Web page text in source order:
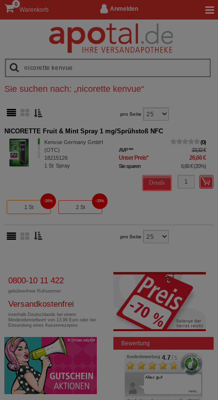
Anmelden
Warenkorb
0
Sie suchen nach: „nicorette kenvue“
pro Seite
NICORETTE Fruit & Mint Spray 1 mg/Sprühstoß NFC
Kenvue Germany GmbH
(OTC)
18215126
1 St Spray
0
AVP*** 33,32 €
Unser Preis* 26,66 €
Sie sparen 6,66 €(20%)
Details
1 St
20%
2 St
33%
pro Seite
0800-10 11 422
gebührenfreie Rufnummer
Versandkostenfrei
innerhalb Deutschlands bei einem
Mindestbestellwert von 13,99 Euro oder bei
Einsendung eines Kassenrezeptes
Bewertung